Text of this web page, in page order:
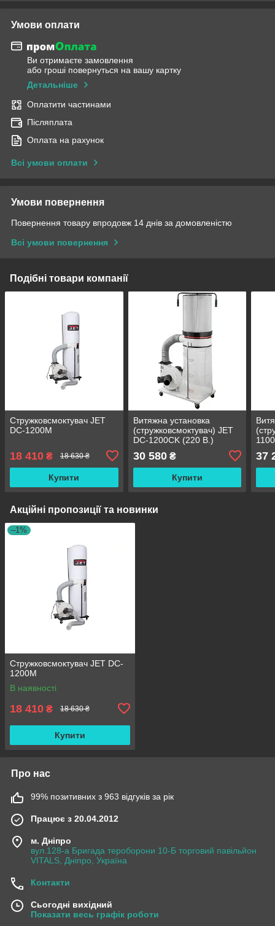
Умови оплати
Ви отримаєте замовлення
або гроші повернуться на вашу картку
Детальніше
Оплатити частинами
Післяплата
Оплата на рахунок
Всі умови оплати
Умови повернення
Повернення товару впродовж 14 днів за домовленістю
Всі умови повернення
Подібні товари компанії
Стружковсмоктувач JET
DC-1200M
18 410 ₴ 18 630 ₴
Купити
Витяжна установка
(стружковсмоктувач) JET
DC-1200CK (220 В.)
30 580₴
Купити
37
Акційні пропозиції та новинки
–1%
Стружковсмоктувач JET DC-
1200M
В наявності
18 410 ₴ 18 630 ₴
Купити
Про нас
99% позитивних з 963 відгуків за рік
Працює з 20.04.2012
м. Дніпро
вул.128-а Бригада тероборони 10-Б торговий павільйон
VITALS, Дніпро, Україна
Контакти
Сьогодні вихідний
Показати весь графік роботи